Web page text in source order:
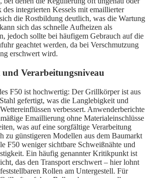
integrierten Kessels mit emaillierter
die Rostbildung deutlich, was die Wartung
sich das schnelle Aufheizen als
jedoch sollte bei häufigem Gebrauch auf die
geachtet werden, da bei Verschmutzung
erschwert wird.
Verarbeitungsniveau
F50 ist hochwertig: Der Grillkörper ist aus
gefertigt, was die Langlebigkeit und
verbessert. Anwenderberichte
Emaillierung ohne Materialeinschlüsse
was auf eine sorgfältige Verarbeitung
zu günstigeren Modellen aus dem Baumarkt
F50 weniger sichtbare Schweißnähte und
Ein häufig genannter Kritikpunkt ist
das den Transport erschwert – hier lohnt
Rollen am Untergestell. Für